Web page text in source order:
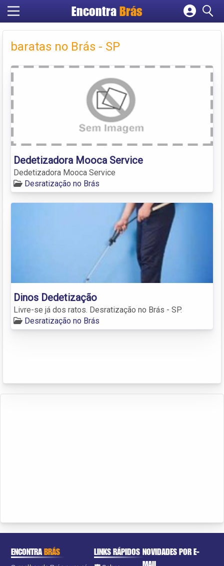
Encontra Brás
Cadastrar empresa
Criar conta
baratas no Brás - SP
Dedetizadora Mooca Service
Dedetizadora Mooca Service
Desratização no Brás
Dinos Dedetização
Livre-se já dos ratos. Desratização no Brás - SP.
Desratização no Brás
ENCONTRABRÁS LINKS RÁPIDOS NOVIDADES POR E-